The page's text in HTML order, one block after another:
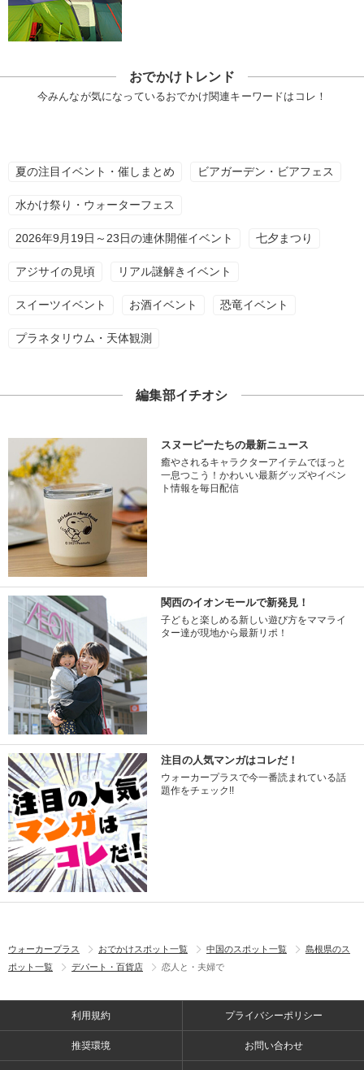
おでかけトレンド
今みんなが気になっているおでかけ関連キーワードはコレ！
夏の注目イベント・催しまとめ ビアガーデン・ビアフェス
水かけ祭り・ウォーターフェス
2026年9月19日～23日の連休開催イベント 七夕まつり
アジサイの見頃 リアル謎解きイベント
スイーツイベント お酒イベント 恐竜イベント
プラネタリウム・天体観測
編集部イチオシ
スヌーピーたちの最新ニュース
癒やされるキャラクターアイテムでほっと
一息つこう！かわいい最新グッズやイベン
ト情報を毎日配信
関西のイオンモールで新発見！
子どもと楽しめる新しい遊び方をママライ
ター達が現地から最新リポ！
注目の人気マンガはコレだ！
ウォーカープラスで今一番読まれている話
題作をチェック!!
ウォーカープラス おでかけスポット一覧 中国のスポット一覧
島根県のス
ポット一覧
デパート・百貨店 恋人と・夫婦で
利用規約 プライバシーポリシー
推奨環境 お問い合わせ